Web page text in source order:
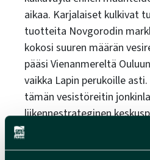
aikaa. Karjalaiset kulkivat
tuotteita Novgorodin
kokosi suuren määrän
pääsi Vienanmereltä
vaikka Lapin perukoille
tämän vesistöreitin
liikennestrateginen